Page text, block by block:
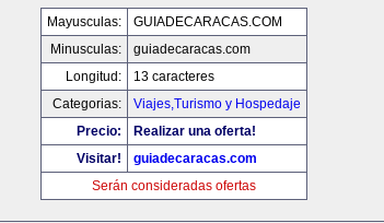
Mayusculas:
GUIADECARACAS.COM
Minusculas:
guiadecaracas.com
Longitud:
13 caracteres
Categorias:
Viajes,Turismo y Hospedaje
Precio:
Realizar una oferta!
Visitar!
guiadecaracas.com
Serán consideradas ofertas